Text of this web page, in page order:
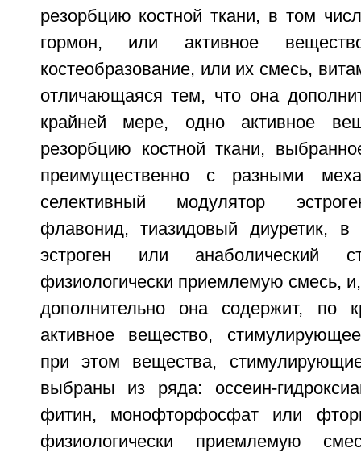
резорбцию костной ткани, в том
гормон, или активное
костеобразование, или их смесь,
отличающаяся тем, что она
крайней мере, одно активное
резорбцию костной ткани,
преимущественно с разными
селективный модулятор
флавонид, тиазидовый диуретик, в
эстроген или анаболический
физиологически приемлемую смесь,
дополнительно она содержит, по
активное вещество,
при этом вещества, стимулирующие
выбраны из ряда: оссеин-
фитин, монофторфосфат или
физиологически приемлемую